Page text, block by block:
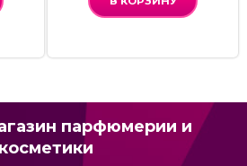
парфюмерии и
косметики